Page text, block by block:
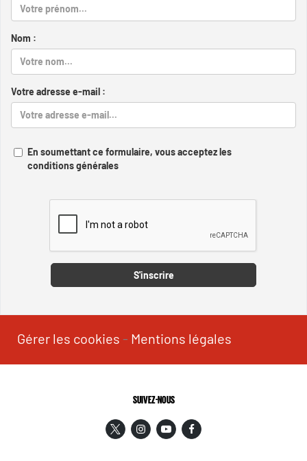
Nom :
Votre adresse e-mail :
En soumettant ce formulaire, vous acceptez les
conditions générales
S'inscrire
Gérer les cookies - Mentions légales
SUIVEZ-NOUS